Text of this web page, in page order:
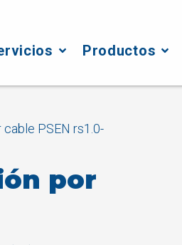
Productos
PSEN rs1.0-
por